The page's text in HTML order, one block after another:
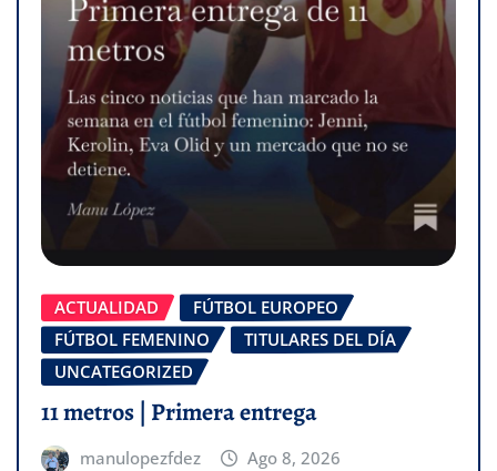
ACTUALIDAD
FÚTBOL EUROPEO
FÚTBOL FEMENINO
TITULARES DEL DÍA
UNCATEGORIZED
11 metros | Primera entrega
manulopezfdez Ago 8, 2026